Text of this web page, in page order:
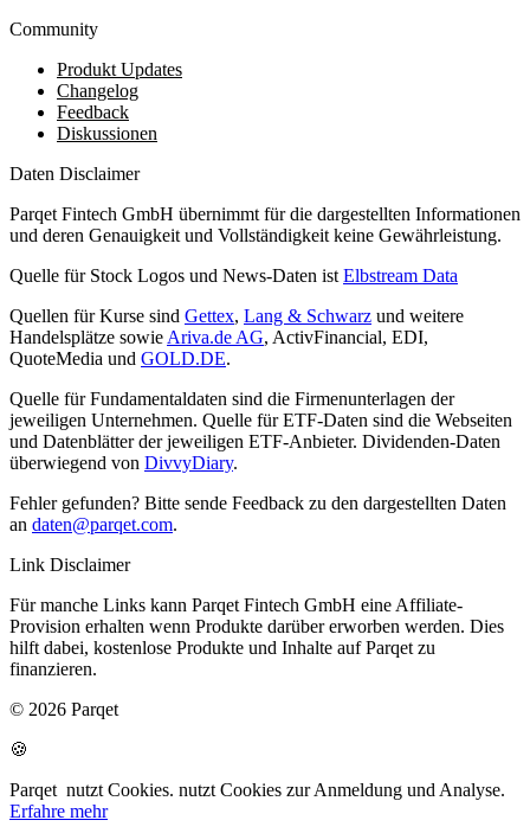
Community
Produkt Updates
Changelog
Feedback
Diskussionen
Daten Disclaimer
Parqet Fintech GmbH übernimmt für die dargestellten Informationen
und deren Genauigkeit und Vollständigkeit keine Gewährleistung.
Quelle für Stock Logos und News-Daten ist Elbstream Data
Quellen für Kurse sind Gettex, Lang & Schwarz und weitere
Handelsplätze sowie Ariva.de AG, ActivFinancial, EDI,
QuoteMedia und GOLD.DE.
Quelle für Fundamentaldaten sind die Firmenunterlagen der
jeweiligen Unternehmen. Quelle für ETF-Daten sind die Webseiten
und Datenblätter der jeweiligen ETF-Anbieter. Dividenden-Daten
überwiegend von DivvyDiary.
Fehler gefunden? Bitte sende Feedback zu den dargestellten Daten
an daten@parqet.com.
Link Disclaimer
Für manche Links kann Parqet Fintech GmbH eine Affiliate-
Provision erhalten wenn Produkte darüber erworben werden. Dies
hilft dabei, kostenlose Produkte und Inhalte auf Parqet zu
finanzieren.
© 2026 Parqet
🍪
Parqet nutzt Cookies. nutzt Cookies zur Anmeldung und Analyse.
Erfahre mehr